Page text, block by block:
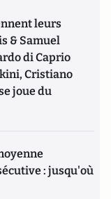
leurs
& Samuel
di Caprio
Cristiano
joue du
: jusqu'où